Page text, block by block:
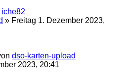
iche82
» Freitag 1. Dezember 2023,
dso-karten-upload
2023, 20:41